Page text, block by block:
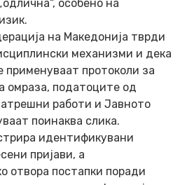
особено на
на Македонија тврди
механизми и дека
применуваат протоколи за
омраза, податоците од
работи и Јавното
поинаква слика.
идентификувани
пријави, а
отвора постапки поради